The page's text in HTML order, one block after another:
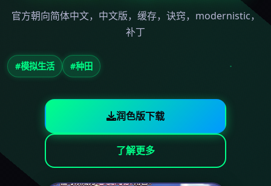
官方朝向简体中文，中文版，缓存，诀窍，modernistic，
补丁
#模拟生活 #种田
润色版下载
了解更多